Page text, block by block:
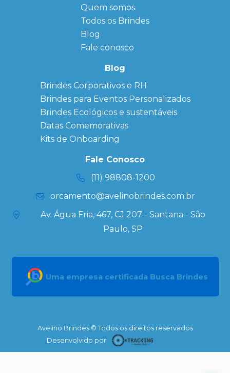
Quem somos
FAQ
Sitemap
Todos os Brindes
Agendas
Personalizadas
Personalizado
personalizados
Brindes
Corporativos
Copos Térmicos
Personalizados
Datas Especiais
Ecobag
Personalizada
Kits
Blog
Fale conosco
Blog
Brindes Corporativos e RH
Brindes para Eventos Personalizados
Brindes Ecológicos e sustentáveis
Datas Comemorativas
Kits de Onboarding
Fale Conosco
(11) 98808-1200
orcamento@avelinobrindes.com.br
Av. Água Fria, 467, CJ 207 - Santana - São
Paulo, SP
Uma empresa certificada Busca Brindes
Avelino Brindes © Todos os direitos reservados
Desenvolvido por